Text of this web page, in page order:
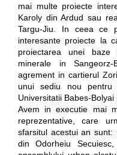
mai multe proiecte
Karoly din Ardud sau
Targu-Jiu. In ceea ce
interesante proiecte la
proiectarea unei
minerale in
agrement in cartierul
unui sediu nou pentru
Universitatii Babes-Bolyai
Avem in executie mai
reprezentative, care
sfarsitul acestui an sunt:
din Odorheiu